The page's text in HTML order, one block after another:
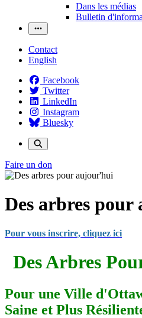
Dans les médias
Bulletin
Contact
English
Facebook
Twitter
LinkedIn
Instagram
Bluesky
Faire un don
Des arbres
Pour vous inscrire, cliquez ici
Des Arbres
Pour une Ville
Saine et Plus